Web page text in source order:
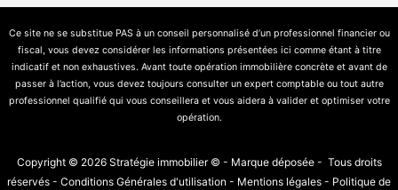
Ce site ne se substitue PAS à un conseil personnalisé d’un professionnel financier ou
fiscal, vous devez considérer les informations présentées ici comme étant à titre
indicatif et non exhaustives. Avant toute opération immobilière concrète et avant de
passer à l’action, vous devez toujours consulter un expert comptable ou tout autre
professionnel qualifié qui vous conseillera et vous aidera à valider et optimiser votre
opération.
Copyright © 2026 Stratégie immobilier © - Marque déposée - Tous droits
réservés - Conditions Générales d'utilisation - Mentions légales - Politique de